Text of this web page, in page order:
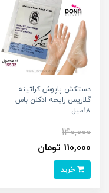
دستکش پاپوش کراتينه
گلاريس رايحه ادکلن باس
18ميل
140,000
110,000 تومان